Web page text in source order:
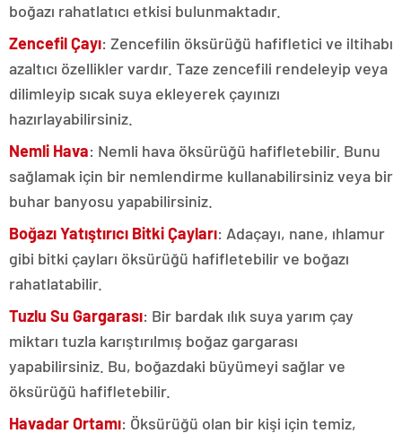
boğazı rahatlatıcı etkisi bulunmaktadır.
Zencefil Çayı: Zencefilin öksürüğü hafifletici ve iltihabı
azaltıcı özellikler vardır. Taze zencefili rendeleyip veya
dilimleyip sıcak suya ekleyerek çayınızı
hazırlayabilirsiniz.
Nemli Hava: Nemli hava öksürüğü hafifletebilir. Bunu
sağlamak için bir nemlendirme kullanabilirsiniz veya bir
buhar banyosu yapabilirsiniz.
Boğazı Yatıştırıcı Bitki Çayları: Adaçayı, nane, ıhlamur
gibi bitki çayları öksürüğü hafifletebilir ve boğazı
rahatlatabilir.
Tuzlu Su Gargarası: Bir bardak ılık suya yarım çay
miktarı tuzla karıştırılmış boğaz gargarası
yapabilirsiniz. Bu, boğazdaki büyümeyi sağlar ve
öksürüğü hafifletebilir.
Havadar Ortamı: Öksürüğü olan bir kişi için temiz,